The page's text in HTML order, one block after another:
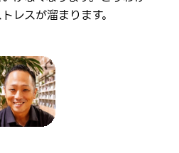
レスが溜まります。